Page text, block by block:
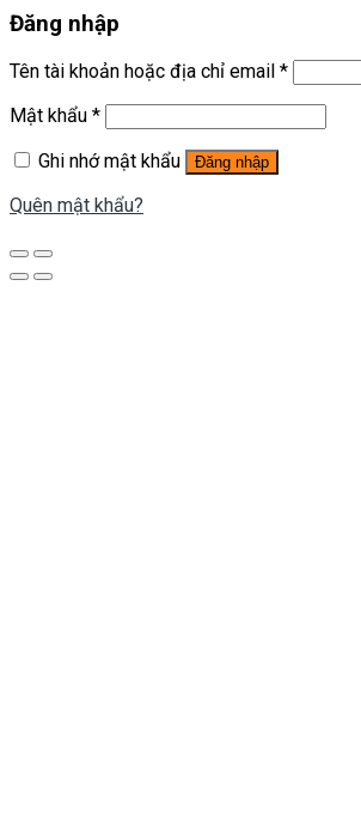
Đăng nhập
Tên tài khoản hoặc địa chỉ email *
Mật khẩu *
Ghi nhớ mật khẩu
Đăng nhập
Quên mật khẩu?